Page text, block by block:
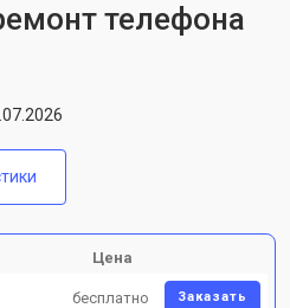
телефона
Цена
бесплатно Заказать